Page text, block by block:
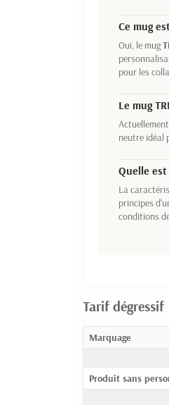
Ce mug
Oui, le mug
pour les
Le mug
neutre idéal
Quelle
La
principes
conditions
Tarif dégressif
Marquage
Produit sans